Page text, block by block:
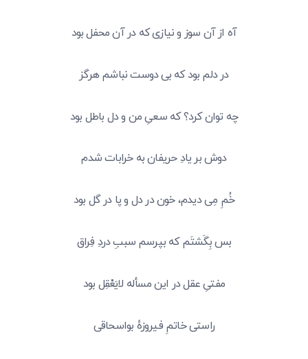
آه از آن سوز و نیازی که در آن محفل بود
در دلم بود که بی دوست نباشم هرگز
چه توان کرد؟ که سعیِ من و دل باطل بود
دوش بر یادِ حریفان به خرابات شدم
خُمِ مِی دیدم، خون در دل و پا در گل بود
بس بِگَشتَم که بپرسم سببِ دردِ فِراق
مفتیِ عقل در این مسأله لایَعْقِل بود
راستی خاتمِ فیروزهٔ بواسحاقی